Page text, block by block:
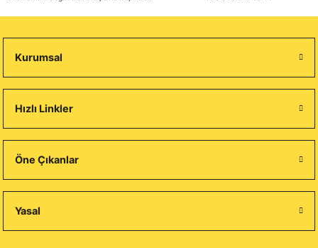
Kurumsal
Hızlı Linkler
Öne Çıkanlar
Yasal